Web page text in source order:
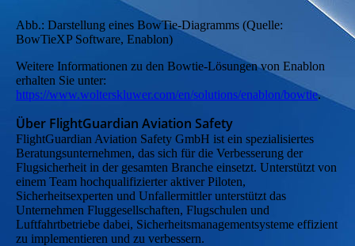
Abb.: Darstellung eines BowTie-Diagramms (Quelle:
BowTieXP Software, Enablon)
Weitere Informationen zu den Bowtie-Lösungen von Enablon
erhalten Sie unter:
https://www.wolterskluwer.com/en/solutions/enablon/bowtie.
Über FlightGuardian Aviation Safety
FlightGuardian Aviation Safety GmbH ist ein spezialisiertes
Beratungsunternehmen, das sich für die Verbesserung der
Flugsicherheit in der gesamten Branche einsetzt. Unterstützt von
einem Team hochqualifizierter aktiver Piloten,
Sicherheitsexperten und Unfallermittler unterstützt das
Unternehmen Fluggesellschaften, Flugschulen und
Luftfahrtbetriebe dabei, Sicherheitsmanagementsysteme effizient
zu implementieren und zu verbessern.